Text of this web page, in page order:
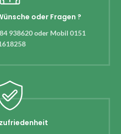
oder Fragen ?
938620 oder Mobil 0151